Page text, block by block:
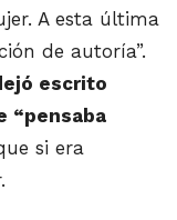
A esta última
de autoría”.
escrito
“pensaba
si era